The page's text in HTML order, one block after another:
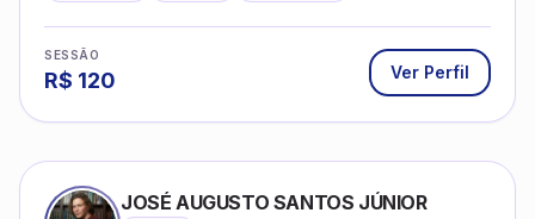
SESSÃO
R$ 120 Ver Perfil
JOSÉ AUGUSTO SANTOS JÚNIOR